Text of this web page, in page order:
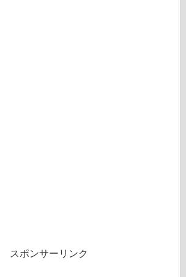
スポンサーリンク